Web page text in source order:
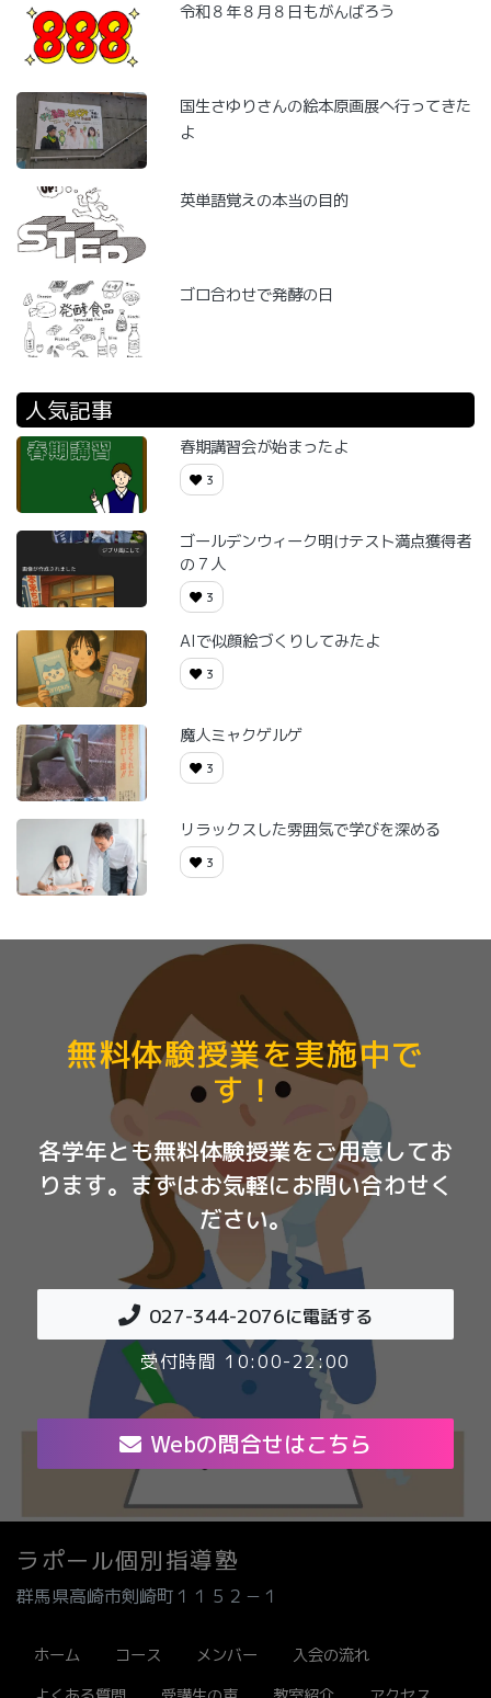
令和８年８月８日もがんばろう
国生さゆりさんの絵本原画展へ行ってきた
よ
英単語覚えの本当の目的
ゴロ合わせで発酵の日
人気記事
春期講習会が始まったよ
3
ゴールデンウィーク明けテスト満点獲得者
の７人
3
AIで似顔絵づくりしてみたよ
3
魔人ミャクゲルゲ
3
リラックスした雰囲気で学びを深める
3
無料体験授業を実施中で
す！
各学年とも無料体験授業をご用意してお
ります。まずはお気軽にお問い合わせく
ださい。
027-344-2076に電話する
受付時間 10:00-22:00
Webの問合せはこちら
ラポール個別指導塾
群馬県高崎市剣崎町１１５２－１
ホーム コース メンバー
入会の流れ